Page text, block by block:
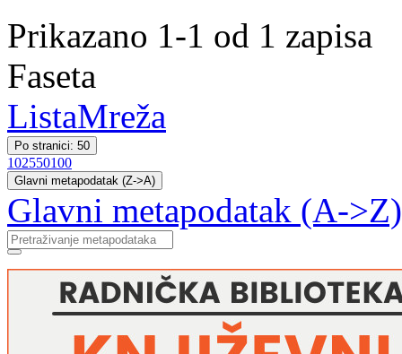
Prikazano 1-1 od 1 zapisa
Faseta
ListaMreža
Po stranici: 50
102550100
Glavni metapodatak (Z->A)
Glavni metapodatak (A->Z)